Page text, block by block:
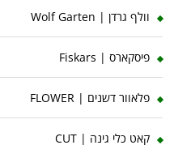
וולף גרדן | Wolf Garten
פיסקארס | Fiskars
פלאוור דשנים | FLOWER
קאט כלי גינה | CUT